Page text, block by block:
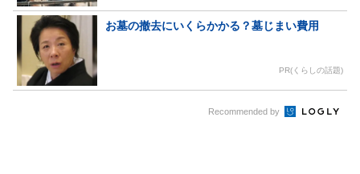
お墓の撤去にいくらかかる？墓じまい費用
PR(くらしの話題)
Recommended by